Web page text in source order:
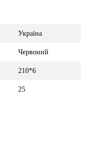
Україна
Червоний
210*6
25